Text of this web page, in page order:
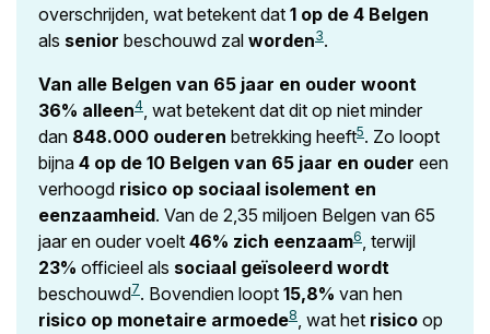
overschrijden, wat betekent dat 1 op de 4 Belgen
als senior beschouwd zal worden3.
Van alle Belgen van 65 jaar en ouder woont
36% alleen4, wat betekent dat dit op niet minder
dan 848.000 ouderen betrekking heeft5. Zo loopt
bijna 4 op de 10 Belgen van 65 jaar en ouder een
verhoogd risico op sociaal isolement en
eenzaamheid. Van de 2,35 miljoen Belgen van 65
jaar en ouder voelt 46% zich eenzaam6, terwijl
23% officieel als sociaal geïsoleerd wordt
beschouwd7. Bovendien loopt 15,8% van hen
risico op monetaire armoede8, wat het risico op